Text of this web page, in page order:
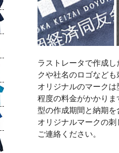
ラストレータで作成
クや社名のロゴなども
オリジナルのマーク
程度の料金がかかりま
型の作成期間と納期
オリジナルマークの
ご連絡ください。